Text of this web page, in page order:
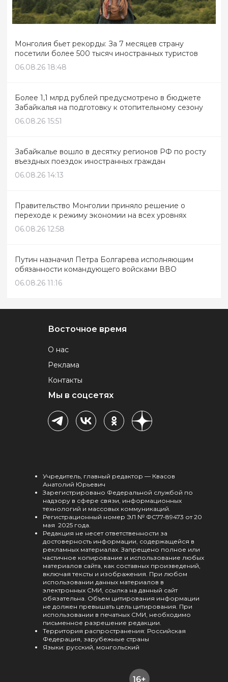
Монголия бьет рекорды: За 7 месяцев страну
посетили более 500 тысяч иностранных туристов
06.08.26 18:48
Более 1,1 млрд рублей предусмотрено в бюджете
Забайкалья на подготовку к отопительному сезону
06.08.26 15:51
Забайкалье вошло в десятку регионов РФ по росту
въездных поездок иностранных граждан
06.08.26 14:13
Правительство Монголии приняло решение о
переходе к режиму экономии на всех уровнях
06.08.26 12:58
Путин назначил Петра Болгарева исполняющим
обязанности командующего войсками ВВО
06.08.26 11:16
Восточное время
О нас
Реклама
Контакты
Мы в соцсетях
Учредитель, главный редактор — Квасов
Анатолий Юрьевич
Зарегистрировано Федеральной службой по
надзору в сфере связи, информационных
технологий и массовых коммуникаций.
Регистрационный номер ЭЛ № ФС77-89473 от 20
мая 2025 года.
Редакция не несет ответственности за
достоверность информации, содержащейся в
рекламных материалах. Запрещено полное или
частичное копирование и использование любых
материалов сайта, как составных произведений,
включая тексты и изображения. При любом
использовании данных материалов в
электронных СМИ, ссылка на данный сайт
обязательна. Объем цитирования информации
не должен превышать цель цитирования. При
использовании в печатных СМИ, необходимо
письменное разрешение редакции.
Территория распространения: Российская
Федерация, зарубежные страны
Языки: русский, монгольский